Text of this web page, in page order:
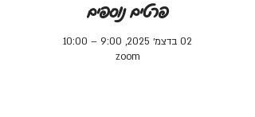
פרטים נוספים
02 בדצמ׳ 2025, 9:00 – 10:00
zoom